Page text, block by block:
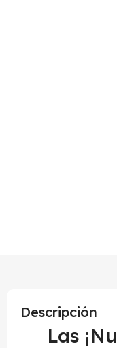
Descripción
Las